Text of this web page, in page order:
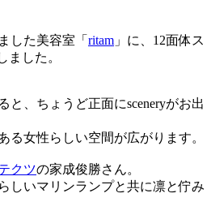
した美容室「 ritam 」に、12面体ス
ました。
と、ちょうど正面にsceneryがお出
る女性らしい空間が広がります。
クツの家成俊勝さん。
しいマリンランプと共に凛と佇み